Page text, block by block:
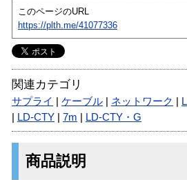
このページのURL
https://plth.me/41077336
関連カテゴリ
サプライ ケーブル ネットワーク
LD-CTY 7m LD-CTY・G
商品説明